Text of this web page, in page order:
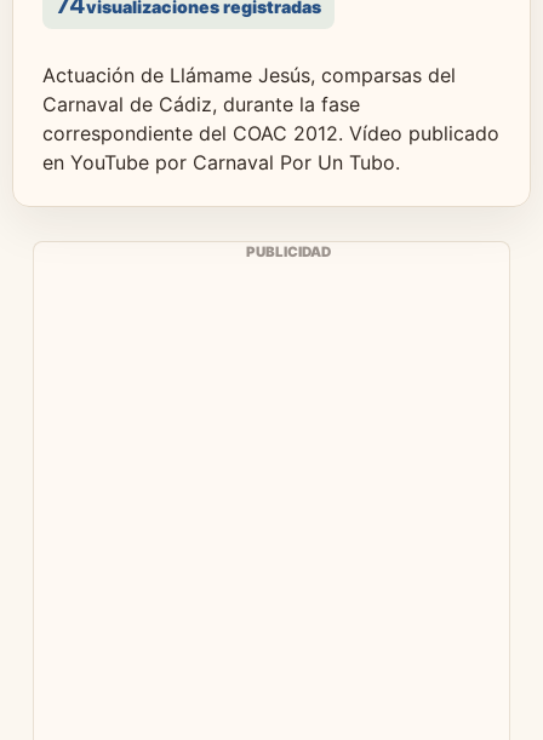
visualizaciones registradas
Actuación de Llámame Jesús, comparsas del
Carnaval de Cádiz, durante la fase
correspondiente del COAC 2012. Vídeo publicado
en YouTube por Carnaval Por Un Tubo.
PUBLICIDAD